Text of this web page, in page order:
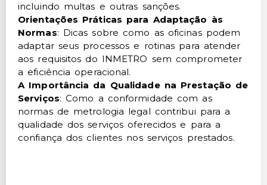
incluindo multas e outras sanções.
Orientações Práticas para Adaptação às
Normas: Dicas sobre como as oficinas podem
adaptar seus processos e rotinas para atender
aos requisitos do INMETRO sem comprometer
a eficiência operacional.
A Importância da Qualidade na Prestação de
Serviços: Como a conformidade com as
normas de metrologia legal contribui para a
qualidade dos serviços oferecidos e para a
confiança dos clientes nos serviços prestados.